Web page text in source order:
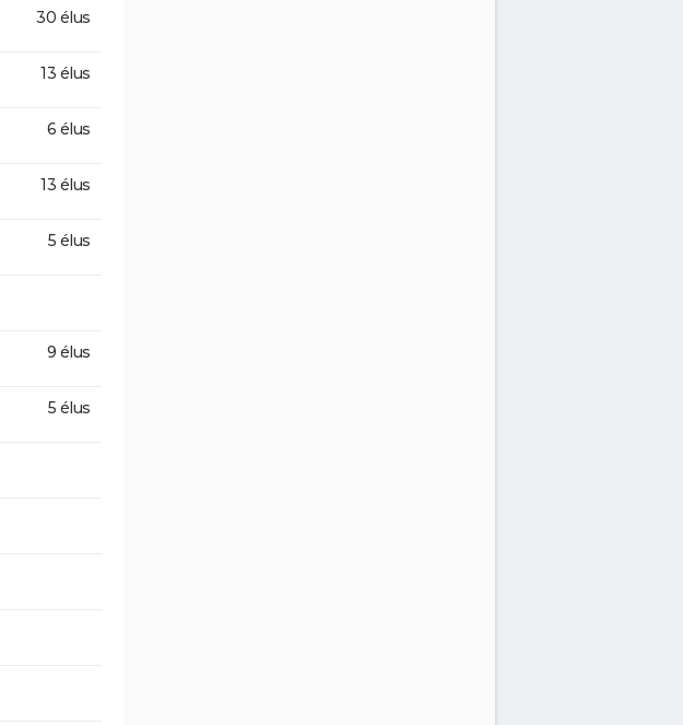
30 élus
13 élus
6 élus
13 élus
5 élus
9 élus
5 élus